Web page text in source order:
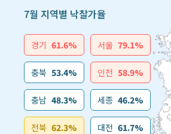
7월 지역별 낙찰가율
경기 61.6% 서울 79.1%
충북 53.4% 인천 58.9%
충남 48.3% 세종 46.2%
전북 62.3% 대전 61.7%